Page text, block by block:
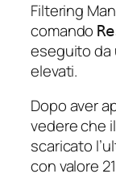
Filtering
comando
eseguito da
elevati.
Dopo aver
vedere che
scaricato
con valore